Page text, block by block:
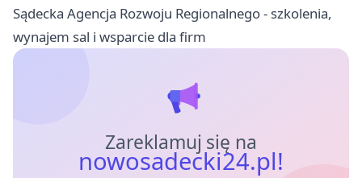
Sądecka Agencja Rozwoju Regionalnego - szkolenia,
wynajem sal i wsparcie dla firm
Zareklamuj się na
nowosadecki24.pl!